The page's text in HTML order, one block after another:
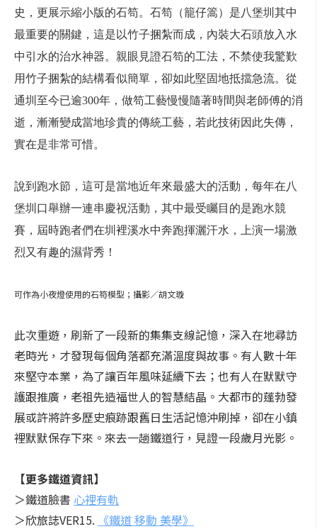
史，更展示縮小版的石笱。石笱（籠仔篙）是八堡圳其中
最重要的關鍵，這是以竹子捆紮而成，內裝大石頭放入水
中引水的治水神器。親眼見證石笱的工法，不禁使我驚歎
用竹子捆紮的結構看似簡單，卻如此堅固地抵擋急流。從
通圳至今已逾300年，做笱工藝慢慢隨著時間與老師傅的消
逝，漸漸變成當地珍貴的傳統工藝，若此技術因此失傳，
實在是非常可惜。
說到跑水節，這可是當地近年來最盛大的活動，每年在八
堡圳口舉辦一連串慶祝活動，其中最受矚目的是跑水競
賽，屆時跑者們在圳裡溪水中奔跑揮灑汗水，上演一場激
烈又有趣的濕背秀！
可作為小夜燈使用的石笱模型；攝影／胡文璇
此次重遊，刷新了一段新的集集支線記憶，深入在地尋訪
老時光，才發現每個角落都充滿溫度與故事。有人數十年
來堅守本業，為了讓百年風味延續下去；也有人在默默守
護跟推廣，老祖先造福世人的智慧結晶。大都市的蓬勃發
展或許將許多歷史痕跡跟舊日生活記憶沖刷掉，卻在小鎮
裡默默保存下來。來去一趟鐵道行，見證一段歲月光影。
【更多鐵道資訊】
＞鐵道臉書 心裡有軌
＞欣旅誌VER15. 《鐵道 移動 美學》